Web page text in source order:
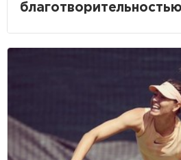
благотворительностью